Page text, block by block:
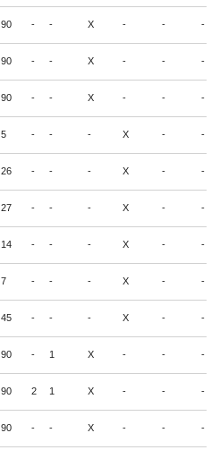
90 - - X - - -
90 - - X - - -
90 - - X - - -
5 - - - X - -
26 - - - X - -
27 - - - X - -
14 - - - X - -
7 - - - X - -
45 - - - X - -
90 - 1 X - - -
90 2 1 X - - -
90 - - X - - -